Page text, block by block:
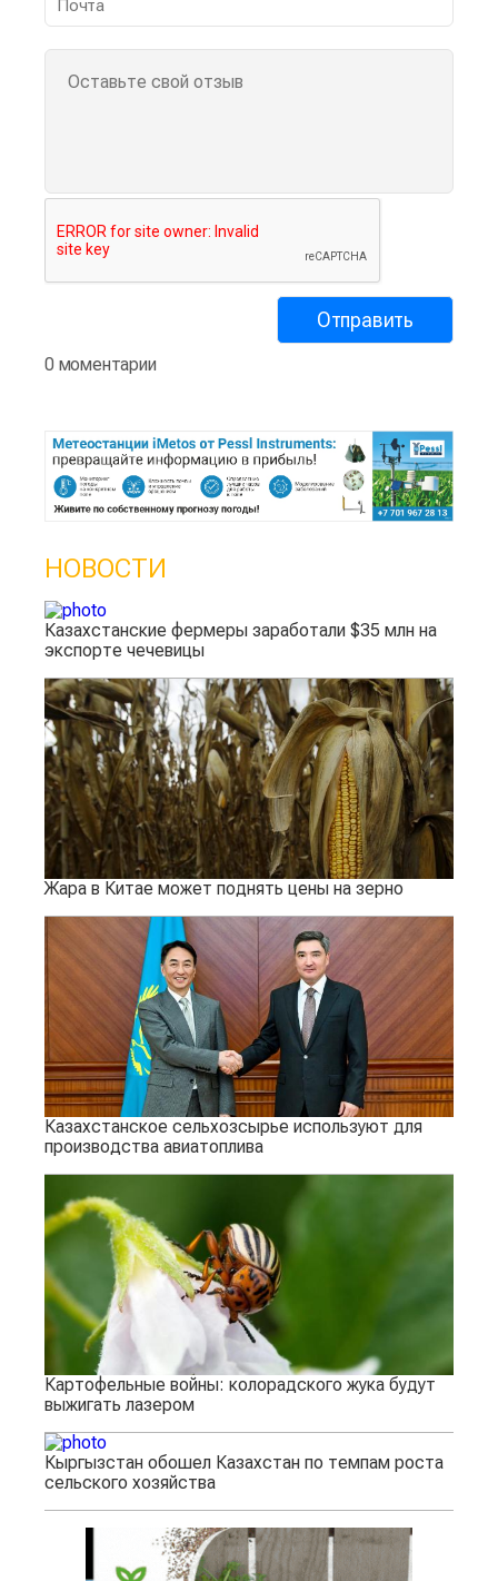
0 моментарии
НОВОСТИ
Казахстанские фермеры заработали $35 млн на
экспорте чечевицы
Жара в Китае может поднять цены на зерно
Казахстанское сельхозсырье используют для
производства авиатоплива
Картофельные войны: колорадского жука будут
выжигать лазером
Кыргызстан обошел Казахстан по темпам роста
сельского хозяйства